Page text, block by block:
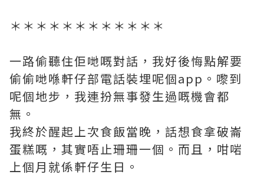
＊＊＊＊＊＊＊＊＊＊＊＊
一路偷聽住佢哋嘅對話，我好後悔點解要
偷偷哋喺軒仔部電話裝埋呢個app。嚟到
呢個地步，我連扮無事發生過嘅機會都
無。
我終於醒起上次食飯當晚，話想食拿破崙
蛋糕嘅，其實唔止珊珊一個。而且，咁啱
上個月就係軒仔生日。